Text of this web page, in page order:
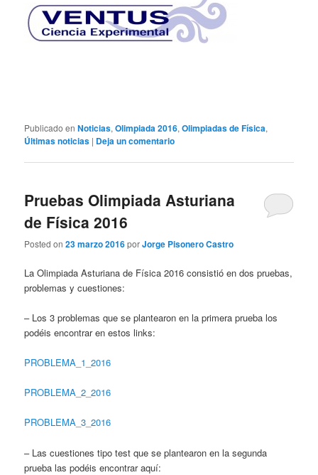
Publicado en Noticias,Olimpiada 2016,Olimpiadas de Física,
Últimas noticias | Deja un comentario
Pruebas Olimpiada Asturiana
de Física 2016
Posted on23 marzo 2016porJorge Pisonero Castro
La Olimpiada Asturiana de Física 2016 consistió en dos pruebas,
problemas y cuestiones:
– Los 3 problemas que se plantearon en la primera prueba los
podéis encontrar en estos links:
PROBLEMA_1_2016
PROBLEMA_2_2016
PROBLEMA_3_2016
– Las cuestiones tipo test que se plantearon en la segunda
prueba las podéis encontrar aquí: